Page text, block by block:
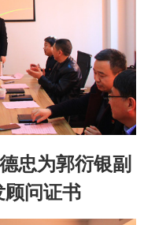
忠为郭衍银副
顾问证书